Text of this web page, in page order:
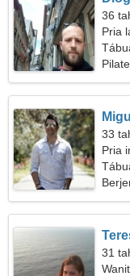
36
Pria
33
Pria
31